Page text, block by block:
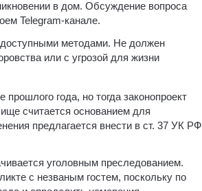
в дом. Обсуждение вопроса
Telegram-канале.
методами. Не должен
или с угрозой для жизни
года, но тогда законопроект
считается основанием для
предлагается внести в ст. 37 УК РФ
уголовным преследованием.
с незваным гостем, поскольку по